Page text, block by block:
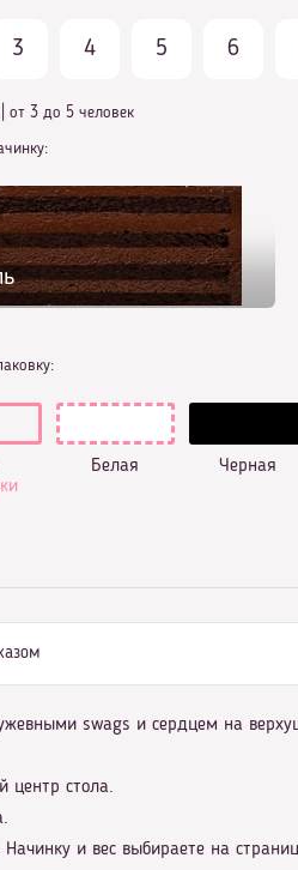
3 4 5 6
|от 3 до 5 человек
Белая Черная
swags и сердцем на
центр стола.
и вес выбираете на